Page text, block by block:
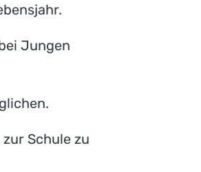
Jungen
Schule zu